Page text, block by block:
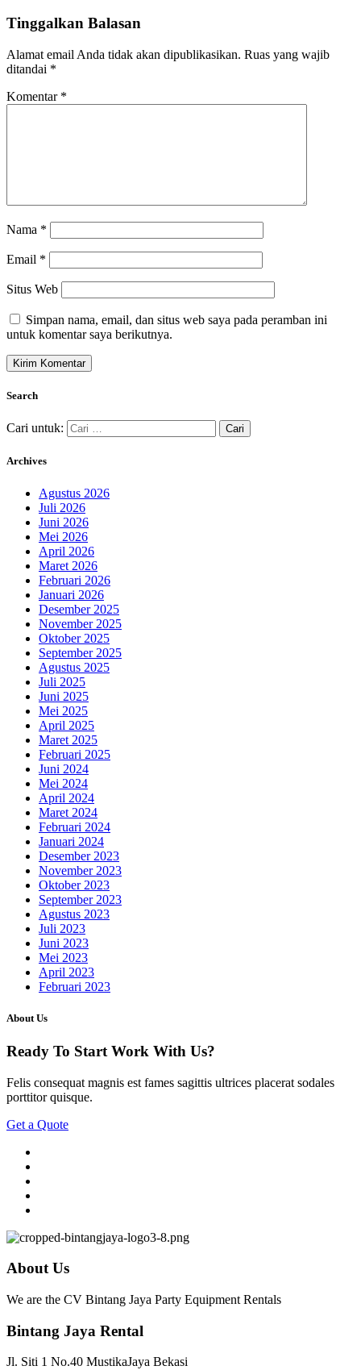
Tinggalkan Balasan
Alamat email Anda tidak akan dipublikasikan. Ruas yang wajib
ditandai *
Komentar *
Nama *
Email *
Situs Web
Simpan nama, email, dan situs web saya pada peramban ini
untuk komentar saya berikutnya.
Search
Cari untuk:
Archives
Agustus 2026
Juli 2026
Juni 2026
Mei 2026
April 2026
Maret 2026
Februari 2026
Januari 2026
Desember 2025
November 2025
Oktober 2025
September 2025
Agustus 2025
Juli 2025
Juni 2025
Mei 2025
April 2025
Maret 2025
Februari 2025
Juni 2024
Mei 2024
April 2024
Maret 2024
Februari 2024
Januari 2024
Desember 2023
November 2023
Oktober 2023
September 2023
Agustus 2023
Juli 2023
Juni 2023
Mei 2023
April 2023
Februari 2023
About Us
Ready To Start Work With Us?
Felis consequat magnis est fames sagittis ultrices placerat sodales
porttitor quisque.
Get a Quote
About Us
We are the CV Bintang Jaya Party Equipment Rentals
Bintang Jaya Rental
Jl. Siti 1 No.40 MustikaJaya Bekasi